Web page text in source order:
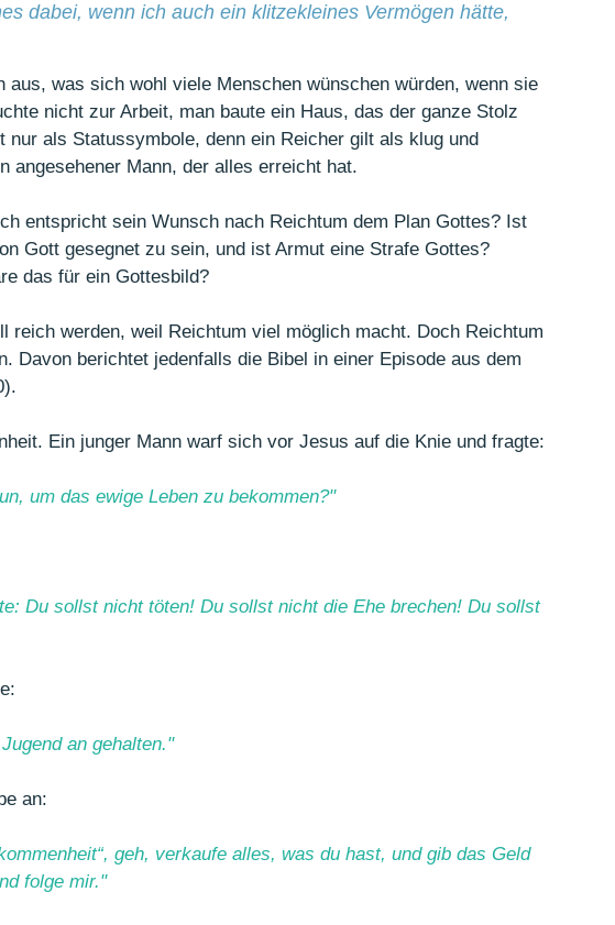
dabei, wenn ich auch ein klitzekleines Vermögen hätte,
aus, was sich wohl viele Menschen wünschen würden, wenn sie
nicht zur Arbeit, man baute ein Haus, das der ganze Stolz
nur als Statussymbole, denn ein Reicher gilt als klug und
angesehener Mann, der alles erreicht hat.
entspricht sein Wunsch nach Reichtum dem Plan Gottes? Ist
Gott gesegnet zu sein, und ist Armut eine Strafe Gottes?
das für ein Gottesbild?
reich werden, weil Reichtum viel möglich macht. Doch Reichtum
Davon berichtet jedenfalls die Bibel in einer Episode aus dem
Ein junger Mann warf sich vor Jesus auf die Knie und fragte:
um das ewige Leben zu bekommen?"
Du sollst nicht töten! Du sollst nicht die Ehe brechen! Du sollst
an gehalten."
an:
geh, verkaufe alles, was du hast, und gib das Geld
folge mir."